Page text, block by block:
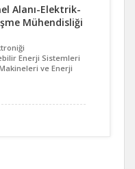
Alanı-Elektrik-
Mühendisliği
Enerji Sistemleri
ve Enerji